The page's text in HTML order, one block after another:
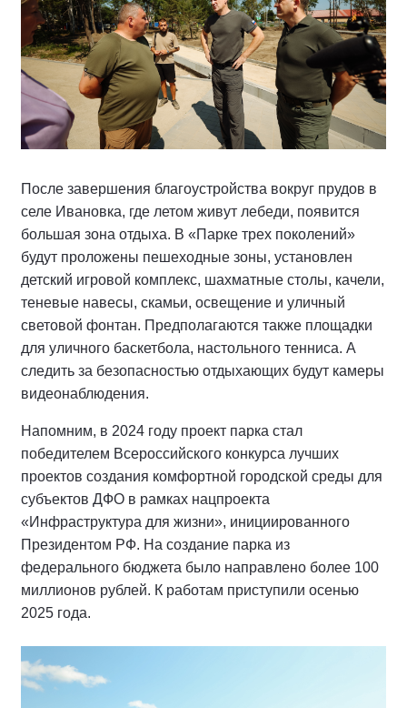
После завершения благоустройства вокруг прудов в
селе Ивановка, где летом живут лебеди, появится
большая зона отдыха. В «Парке трех поколений»
будут проложены пешеходные зоны, установлен
детский игровой комплекс, шахматные столы, качели,
теневые навесы, скамьи, освещение и уличный
световой фонтан. Предполагаются также площадки
для уличного баскетбола, настольного тенниса. А
следить за безопасностью отдыхающих будут камеры
видеонаблюдения.
Напомним, в 2024 году проект парка стал
победителем Всероссийского конкурса лучших
проектов создания комфортной городской среды для
субъектов ДФО в рамках нацпроекта
«Инфраструктура для жизни», инициированного
Президентом РФ. На создание парка из
федерального бюджета было направлено более 100
миллионов рублей. К работам приступили осенью
2025 года.